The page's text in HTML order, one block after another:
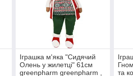
Іграшка м'яка "Сидячий
Олень у жилетці" 61см
greenpharm greenpharm ,
та